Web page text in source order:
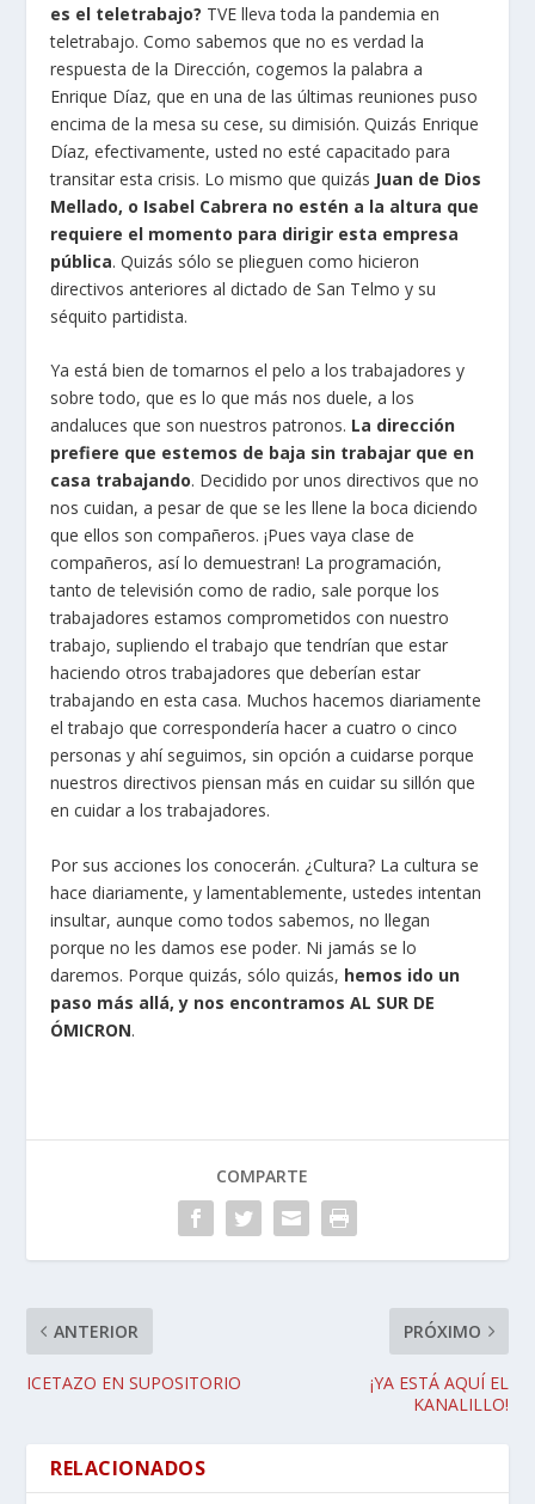
es el teletrabajo? TVE lleva toda la pandemia en
teletrabajo. Como sabemos que no es verdad la
respuesta de la Dirección, cogemos la palabra a
Enrique Díaz, que en una de las últimas reuniones puso
encima de la mesa su cese, su dimisión. Quizás Enrique
Díaz, efectivamente, usted no esté capacitado para
transitar esta crisis. Lo mismo que quizás Juan de Dios
Mellado, o Isabel Cabrera no estén a la altura que
requiere el momento para dirigir esta empresa
pública. Quizás sólo se plieguen como hicieron
directivos anteriores al dictado de San Telmo y su
séquito partidista.
Ya está bien de tomarnos el pelo a los trabajadores y
sobre todo, que es lo que más nos duele, a los
andaluces que son nuestros patronos. La dirección
prefiere que estemos de baja sin trabajar que en
casa trabajando. Decidido por unos directivos que no
nos cuidan, a pesar de que se les llene la boca diciendo
que ellos son compañeros. ¡Pues vaya clase de
compañeros, así lo demuestran! La programación,
tanto de televisión como de radio, sale porque los
trabajadores estamos comprometidos con nuestro
trabajo, supliendo el trabajo que tendrían que estar
haciendo otros trabajadores que deberían estar
trabajando en esta casa. Muchos hacemos diariamente
el trabajo que correspondería hacer a cuatro o cinco
personas y ahí seguimos, sin opción a cuidarse porque
nuestros directivos piensan más en cuidar su sillón que
en cuidar a los trabajadores.
Por sus acciones los conocerán. ¿Cultura? La cultura se
hace diariamente, y lamentablemente, ustedes intentan
insultar, aunque como todos sabemos, no llegan
porque no les damos ese poder. Ni jamás se lo
daremos. Porque quizás, sólo quizás, hemos ido un
paso más allá, y nos encontramos AL SUR DE
ÓMICRON.
COMPARTE
ANTERIOR
ICETAZO EN SUPOSITORIO
PRÓXIMO
¡YA ESTÁ AQUÍ EL
KANALILLO!
RELACIONADOS